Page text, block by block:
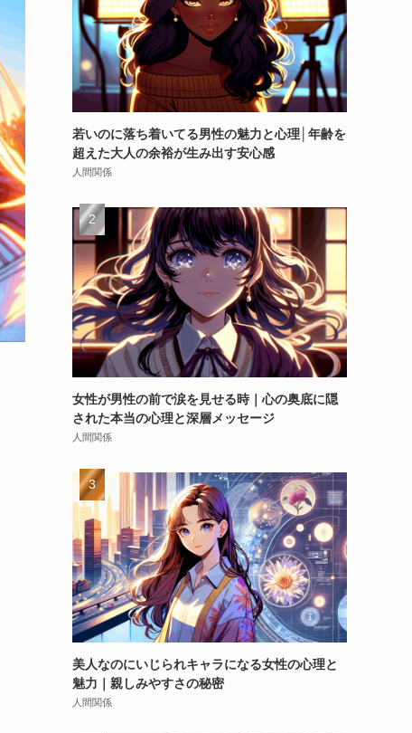
若いのに落ち着いてる男性の魅力と心理│年齢を
超えた大人の余裕が生み出す安心感
人間関係
女性が男性の前で涙を見せる時｜心の奥底に隠
された本当の心理と深層メッセージ
人間関係
美人なのにいじられキャラになる女性の心理と
魅力｜親しみやすさの秘密
人間関係